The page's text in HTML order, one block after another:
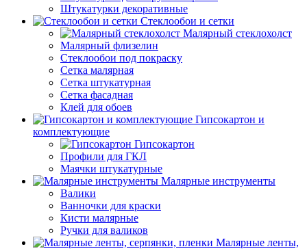
Штукатурки декоративные
Стеклообои и сетки
Малярный стеклохолст
Малярный флизелин
Стеклообои под покраску
Сетка малярная
Сетка штукатурная
Сетка фасадная
Клей для обоев
Гипсокартон и
комплектующие
Гипсокартон
Профили для ГКЛ
Маячки штукатурные
Малярные инструменты
Валики
Ванночки для краски
Кисти малярные
Ручки для валиков
Малярные ленты,